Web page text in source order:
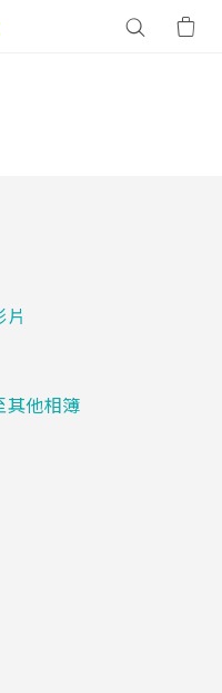
片
其他相簿